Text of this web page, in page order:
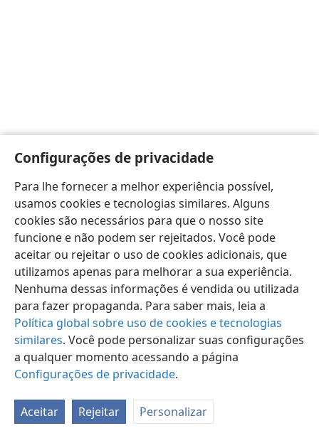
Configurações de privacidade
Para lhe fornecer a melhor experiência possível,
usamos cookies e tecnologias similares. Alguns
cookies são necessários para que o nosso site
funcione e não podem ser rejeitados. Você pode
aceitar ou rejeitar o uso de cookies adicionais, que
utilizamos apenas para melhorar a sua experiência.
Nenhuma dessas informações é vendida ou utilizada
para fazer propaganda. Para saber mais, leia a
Política global sobre uso de cookies e tecnologias
similares. Você pode personalizar suas configurações
a qualquer momento acessando a página
Configurações de privacidade.
Aceitar Rejeitar Personalizar
Português (Brasil) Preferências
Copyright© 2026 Watch Tower Bible and Tract Society of Pennsylvania
Termos de Uso
Política de Privacidade
Configurações de Privacidade
JW.ORG Login